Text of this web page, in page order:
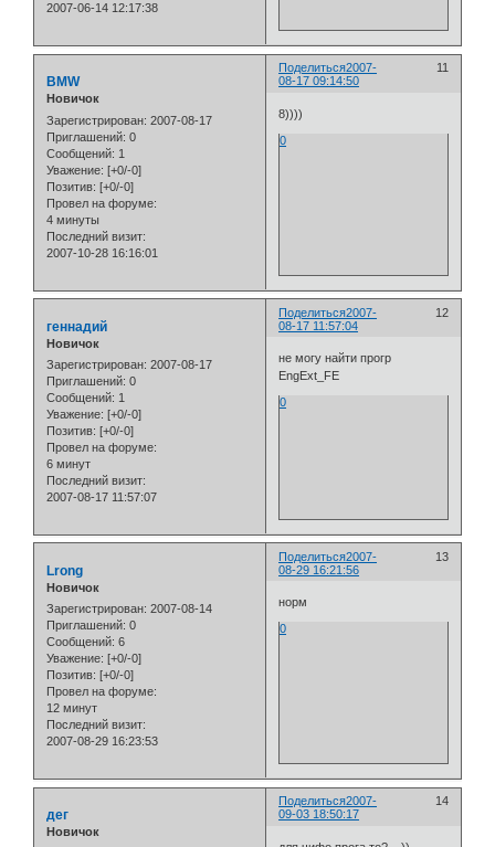
2007-06-14 12:17:38
Поделиться 11
2007-
08-17 09:14:50
BMW
Новичок
Зарегистрирован: 2007-08-17
Приглашений: 0
Сообщений: 1
Уважение: [+0/-0]
Позитив: [+0/-0]
Провел на форуме:
4 минуты
Последний визит:
2007-10-28 16:16:01
8))))
0
Поделиться 12
2007-
08-17 11:57:04
геннадий
Новичок
Зарегистрирован: 2007-08-17
Приглашений: 0
Сообщений: 1
Уважение: [+0/-0]
Позитив: [+0/-0]
Провел на форуме:
6 минут
Последний визит:
2007-08-17 11:57:07
не могу найти прогр
EngExt_FE
0
Поделиться 13
2007-
08-29 16:21:56
Lrong
Новичок
Зарегистрирован: 2007-08-14
Приглашений: 0
Сообщений: 6
Уважение: [+0/-0]
Позитив: [+0/-0]
Провел на форуме:
12 минут
Последний визит:
2007-08-29 16:23:53
норм
0
Поделиться 14
2007-
09-03 18:50:17
дег
Новичок